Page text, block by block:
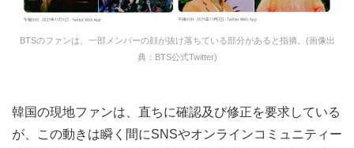
BTSのファンは、一部メンバーの顔が抜け落ちている部分があると指摘。(画像出
典：BTS公式Twitter)
韓国の現地ファンは、直ちに確認及び修正を要求している
が、この動きは瞬く間にSNSやオンラインコミュニティー